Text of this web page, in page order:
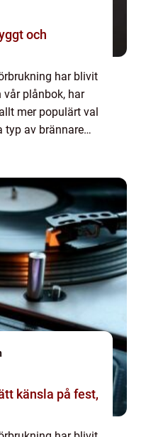
och
har blivit
plånbok, har
mer populärt val
typ av brännare